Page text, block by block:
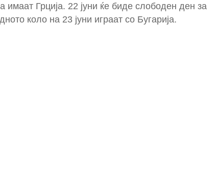
имаат Грција. 22 јуни ќе биде слободен ден за
коло на 23 јуни играат со Бугарија.